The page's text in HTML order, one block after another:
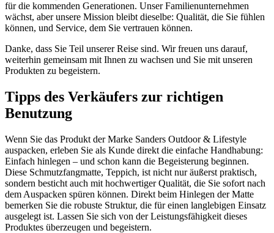
für die kommenden Generationen. Unser Familienunternehmen
wächst, aber unsere Mission bleibt dieselbe: Qualität, die Sie fühlen
können, und Service, dem Sie vertrauen können.
Danke, dass Sie Teil unserer Reise sind. Wir freuen uns darauf,
weiterhin gemeinsam mit Ihnen zu wachsen und Sie mit unseren
Produkten zu begeistern.
Tipps des Verkäufers zur richtigen
Benutzung
Wenn Sie das Produkt der Marke Sanders Outdoor & Lifestyle
auspacken, erleben Sie als Kunde direkt die einfache Handhabung:
Einfach hinlegen – und schon kann die Begeisterung beginnen.
Diese Schmutzfangmatte, Teppich, ist nicht nur äußerst praktisch,
sondern besticht auch mit hochwertiger Qualität, die Sie sofort nach
dem Auspacken spüren können. Direkt beim Hinlegen der Matte
bemerken Sie die robuste Struktur, die für einen langlebigen Einsatz
ausgelegt ist. Lassen Sie sich von der Leistungsfähigkeit dieses
Produktes überzeugen und begeistern.